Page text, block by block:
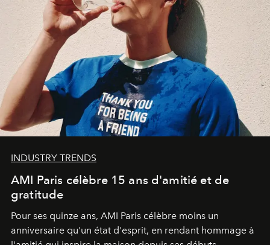
INDUSTRY TRENDS
AMI Paris célèbre 15 ans d'amitié et de
gratitude
Pour ses quinze ans, AMI Paris célèbre moins un
anniversaire qu'un état d'esprit, en rendant hommage à